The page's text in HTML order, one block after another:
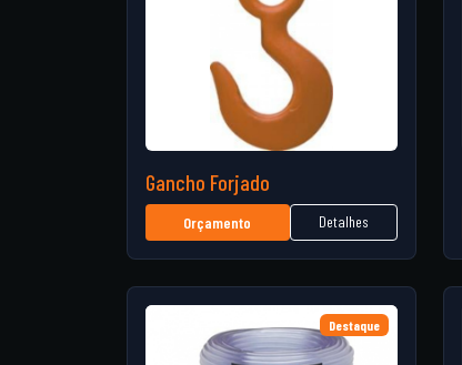
Gancho Forjado
Orçamento Detalhes
Destaque